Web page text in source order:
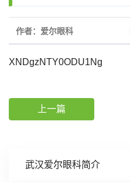
武汉爱尔眼科简介
作者：爱尔眼科
XNDgzNTY0ODU1Ng
上一篇